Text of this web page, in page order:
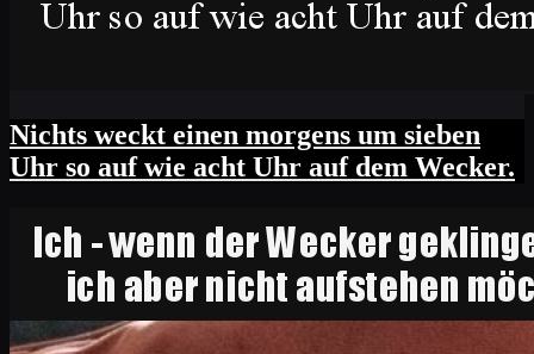
Nichts weckt einen morgens um sieben
Uhr so auf wie acht Uhr auf dem Wecker.